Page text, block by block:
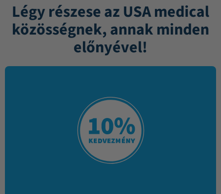
Légy részese az USA medical
közösségnek, annak minden
előnyével!